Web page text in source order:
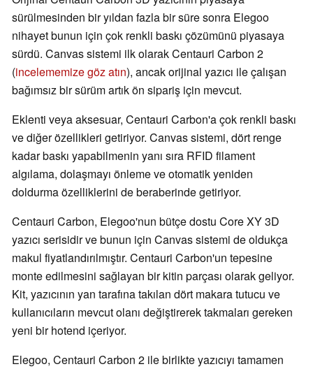
sürülmesinden bir yıldan fazla bir süre sonra Elegoo
nihayet bunun için çok renkli baskı çözümünü piyasaya
sürdü. Canvas sistemi ilk olarak Centauri Carbon 2
(incelememize göz atın), ancak orijinal yazıcı ile çalışan
bağımsız bir sürüm artık ön sipariş için mevcut.
Eklenti veya aksesuar, Centauri Carbon'a çok renkli baskı
ve diğer özellikleri getiriyor. Canvas sistemi, dört renge
kadar baskı yapabilmenin yanı sıra RFID filament
algılama, dolaşmayı önleme ve otomatik yeniden
doldurma özelliklerini de beraberinde getiriyor.
Centauri Carbon, Elegoo'nun bütçe dostu Core XY 3D
yazıcı serisidir ve bunun için Canvas sistemi de oldukça
makul fiyatlandırılmıştır. Centauri Carbon'un tepesine
monte edilmesini sağlayan bir kitin parçası olarak geliyor.
Kit, yazıcının yan tarafına takılan dört makara tutucu ve
kullanıcıların mevcut olanı değiştirerek takmaları gereken
yeni bir hotend içeriyor.
Elegoo, Centauri Carbon 2 ile birlikte yazıcıyı tamamen